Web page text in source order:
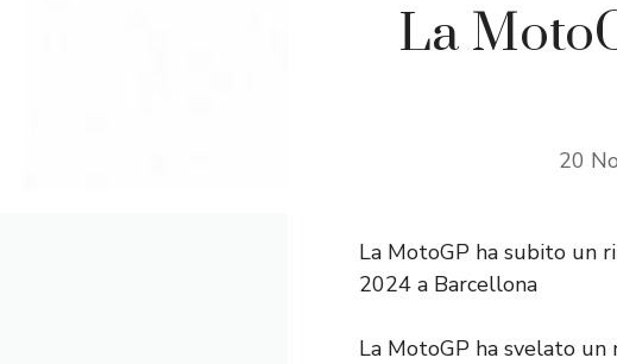
La
20
La MotoGP ha subito un
2024 a Barcellona
La MotoGP ha svelato